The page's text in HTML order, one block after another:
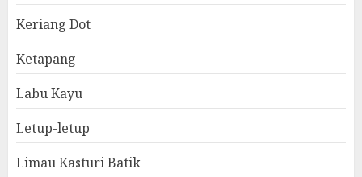
Keriang Dot
Ketapang
Labu Kayu
Letup-letup
Limau Kasturi Batik